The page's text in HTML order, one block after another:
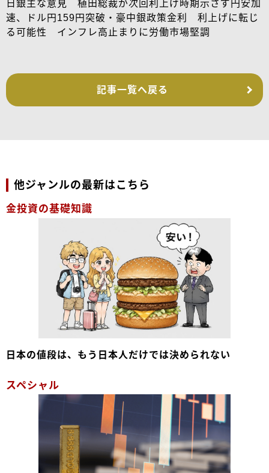
日銀主な意見 植田総裁が次回利上げ時期示さず円安加
速、ドル円159円突破・豪中銀政策金利 利上げに転じ
る可能性 インフレ高止まりに労働市場堅調
記事一覧へ戻る
他ジャンルの最新はこちら
金投資の基礎知識
日本の値段は、もう日本人だけでは決められない
スペシャル